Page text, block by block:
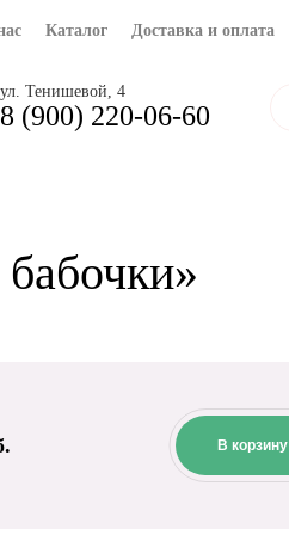
Каталог Доставка и оплата
ул. Тенишевой, 4
8 (900) 220-06-60
В корзину